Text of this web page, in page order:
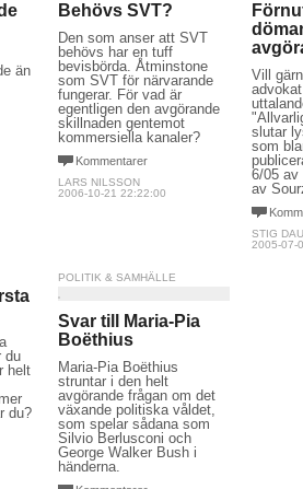
än
Behövs SVT?
Den som anser att SVT
behövs har en tuff
bevisbörda. Åtminstone
som SVT för närvarande
fungerar. För vad är
egentligen den avgörande
skillnaden gentemot
kommersiella kanaler?
Kommentarer
LARS NILSSON
2006-10-21 22:22:00
Vill
slutar
som
6/05 av
av
STIG
2005-07-
du
helt
du?
POLITIK & SAMHÄLLE
Svar till Maria-Pia
Boëthius
Maria-Pia Boëthius
struntar i den helt
avgörande frågan om det
växande politiska våldet,
som spelar sådana som
Silvio Berlusconi och
George Walker Bush i
händerna.